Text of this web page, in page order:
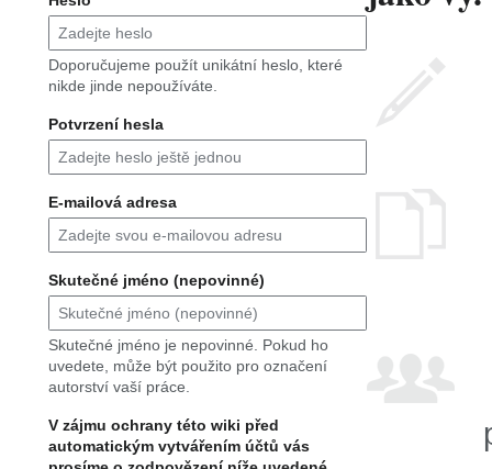
Doporučujeme použít unikátní heslo, které
nikde jinde nepoužíváte.
Potvrzení hesla
E-mailová adresa
Skutečné jméno (nepovinné)
Skutečné jméno je nepovinné. Pokud ho
uvedete, může být použito pro označení
autorství vaší práce.
V zájmu ochrany této wiki před
automatickým vytvářením účtů vás